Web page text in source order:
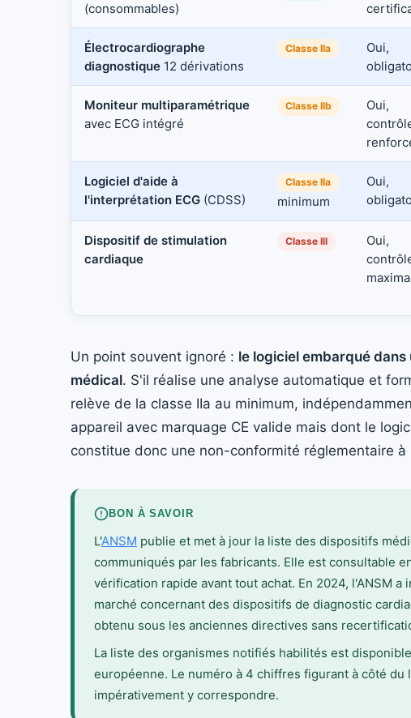
(consommables)
Électrocardiographe
diagnostique 12 dérivations
Classe IIa
Oui,
Moniteur multiparamétrique
avec ECG intégré
Classe IIb
Oui,
Logiciel d'aide à
l'interprétation ECG (CDSS)
Classe IIa
minimum
Oui,
Dispositif de stimulation
cardiaque
Classe III
Oui,
Un point souvent ignoré : le logiciel embarqué
médical. S'il réalise une analyse automatique et
relève de la classe IIa au minimum,
appareil avec marquage CE valide mais dont le
constitue donc une non-conformité réglementaire à
BON À SAVOIR
L'ANSM publie et met à jour la liste des dispositifs
communiqués par les fabricants. Elle est consultable
vérification rapide avant tout achat. En 2024, l'ANSM
marché concernant des dispositifs de diagnostic
obtenu sous les anciennes directives sans
La liste des organismes notifiés habilités est
européenne. Le numéro à 4 chiffres figurant à côté du
impérativement y correspondre.